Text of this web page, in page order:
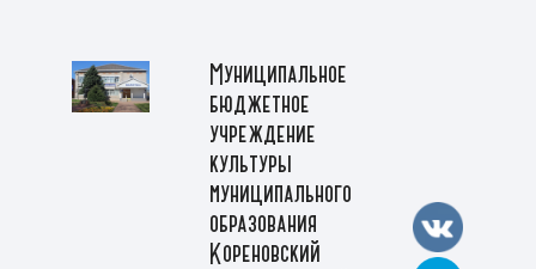
Муниципальное
бюджетное
учреждение
культуры
муниципального
образования
Кореновский